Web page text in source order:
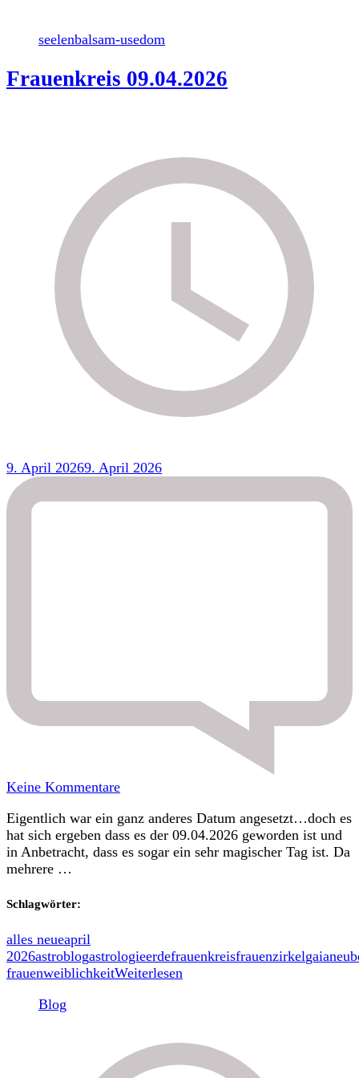
seelenbalsam-usedom
Frauenkreis 09.04.2026
9. April 20269. April 2026
Keine Kommentarezu
09.04.2026
Eigentlich war ein ganz anderes Datum angesetzt…doch es
hat sich ergeben dass es der 09.04.2026 geworden ist und
in Anbetracht, dass es sogar ein sehr magischer Tag ist. Da
mehrere …
Schlagwörter:
alles neueapril
2026astroblogastrologieerdefrauenkreisfrauenzirkelgaia
frauenweiblichkeitWeiterlesen
Blog